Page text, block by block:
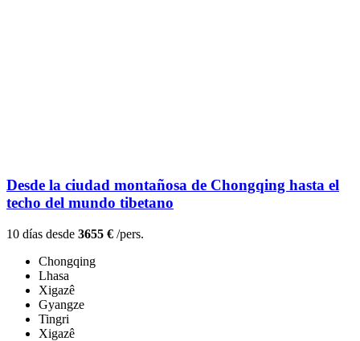
Desde la ciudad montañosa de Chongqing hasta el
techo del mundo tibetano
10 días desde 3655 € /pers.
Chongqing
Lhasa
Xigazê
Gyangze
Tingri
Xigazê